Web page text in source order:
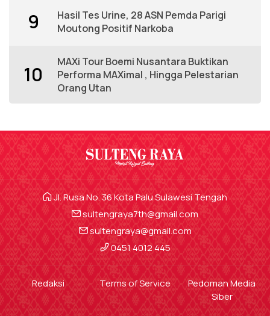
9
Hasil Tes Urine, 28 ASN Pemda Parigi
Moutong Positif Narkoba
10
MAXi Tour Boemi Nusantara Buktikan
Performa MAXimal , Hingga Pelestarian
Orang Utan
Jl. Rusa No. 36 Kota Palu Sulawesi Tengah
sultengraya7th@gmail.com
sultengraya@gmail.com
0451 4012 445
Redaksi Terms of Service
Pedoman Media
Siber